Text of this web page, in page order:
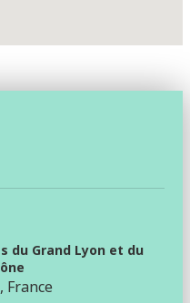
du Grand Lyon et du
France